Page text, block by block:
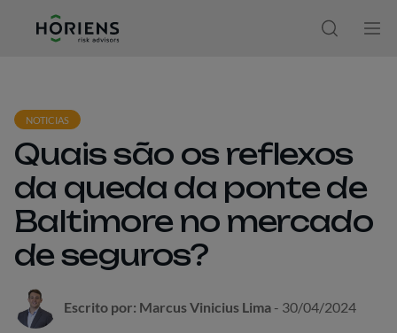
Abrir
NOTICIAS
Quais são os reflexos
da queda da ponte de
Baltimore no mercado
de seguros?
Escrito por: Marcus Vinicius Lima - 30/04/2024